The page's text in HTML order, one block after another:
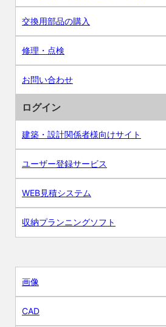
交換用部品の購入
修理・点検
お問い合わせ
ログイン
建築・設計関係者様向けサイト
ユーザー登録サービス
WEB見積システム
収納プランニングソフト
画像
CAD